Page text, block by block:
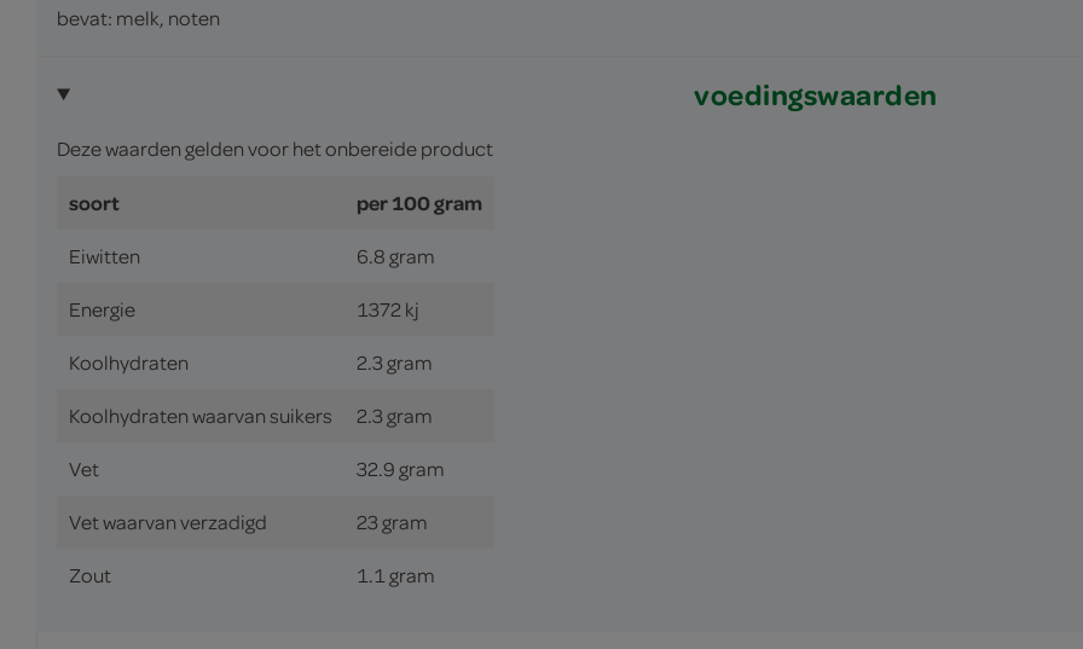
bevat: melk, noten
voedingswaarden
Deze waarden gelden voor het onbereide product
soort per 100 gram
Eiwitten 6.8 gram
Energie 1372 kj
Koolhydraten 2.3 gram
Koolhydraten waarvan suikers 2.3 gram
Vet 32.9 gram
Vet waarvan verzadigd 23 gram
Zout 1.1 gram